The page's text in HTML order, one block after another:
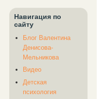
Навигация по
сайту
Блог Валентина
Денисова-
Мельникова
Видео
Детская
психология